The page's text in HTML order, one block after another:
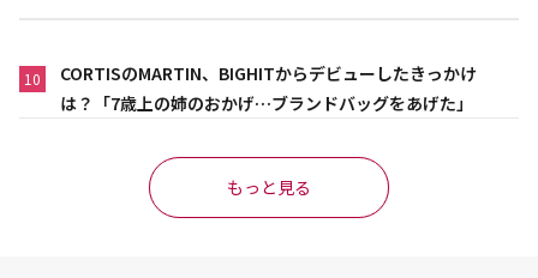
10
CORTISのMARTIN、BIGHITからデビューしたきっかけ
は？「7歳上の姉のおかげ…ブランドバッグをあげた」
もっと見る